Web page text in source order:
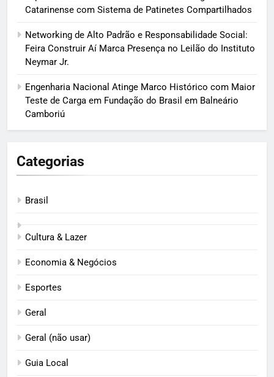
Catarinense com Sistema de Patinetes Compartilhados
Networking de Alto Padrão e Responsabilidade Social:
Feira Construir Aí Marca Presença no Leilão do Instituto
Neymar Jr.
Engenharia Nacional Atinge Marco Histórico com Maior
Teste de Carga em Fundação do Brasil em Balneário
Camboriú
Categorias
Brasil
Cultura & Lazer
Economia & Negócios
Esportes
Geral
Geral (não usar)
Guia Local